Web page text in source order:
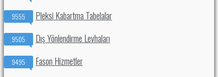
9555 Pleksi Kabartma Tabelalar
9505 Dış Yönlendirme Levhaları
9495 Fason Hizmetler